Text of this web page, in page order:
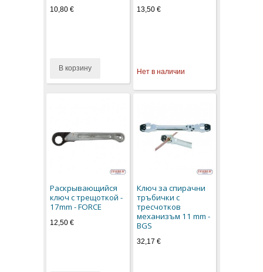
10,80 €
В корзину
13,50 €
Нет в наличии
Раскрывающийся
ключ с трещоткой -
17mm - FORCE
12,50 €
Ключ за спирачни
тръбички с
тресчотков
механизъм 11 mm -
BGS
32,17 €